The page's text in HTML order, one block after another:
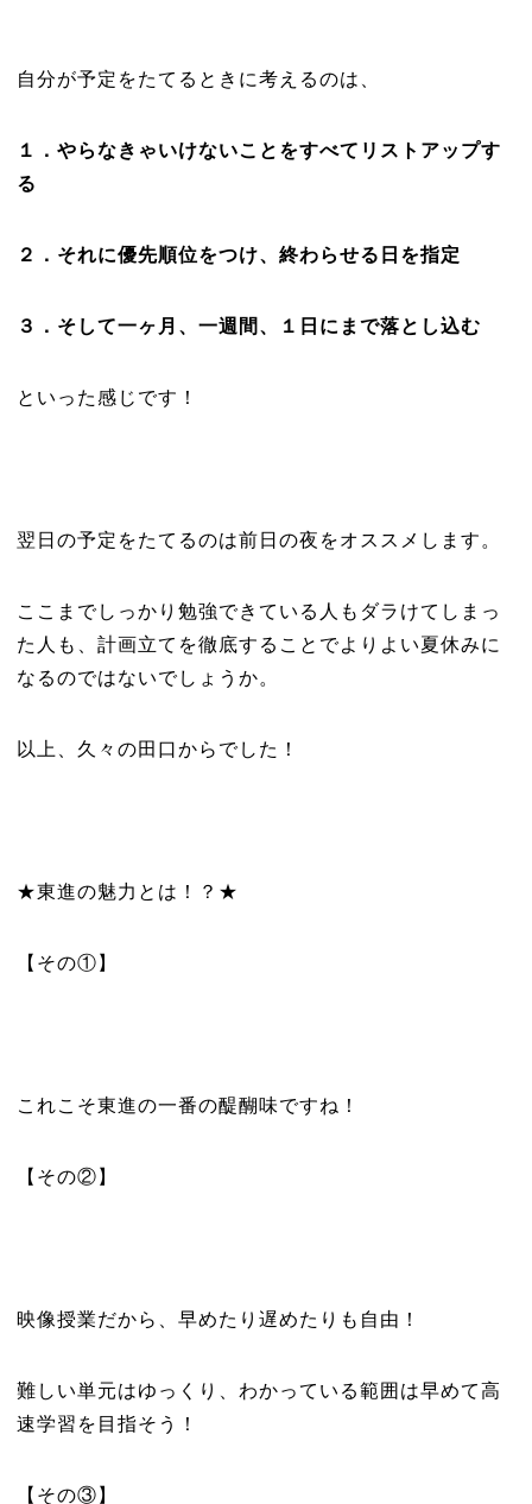
自分が予定をたてるときに考えるのは、
１．やらなきゃいけないことをすべてリストアップす
る
２．それに優先順位をつけ、終わらせる日を指定
３．そして一ヶ月、一週間、１日にまで落とし込む
といった感じです！
翌日の予定をたてるのは前日の夜をオススメします。
ここまでしっかり勉強できている人もダラけてしまっ
た人も、計画立てを徹底することでよりよい夏休みに
なるのではないでしょうか。
以上、久々の田口からでした！
★東進の魅力とは！？★
【その①】
これこそ東進の一番の醍醐味ですね！
【その②】
映像授業だから、早めたり遅めたりも自由！
難しい単元はゆっくり、わかっている範囲は早めて高
速学習を目指そう！
【その③】